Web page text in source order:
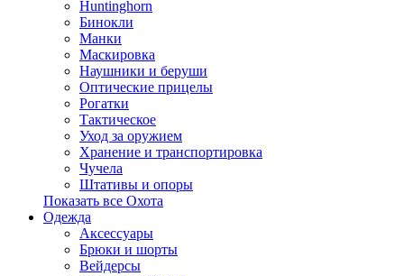
Huntinghorn
Бинокли
Манки
Маскировка
Наушники и беруши
Оптические прицелы
Рогатки
Тактическое
Уход за оружием
Хранение и транспортировка
Чучела
Штативы и опоры
Показать все Охота
Одежда
Аксессуары
Брюки и шорты
Вейдерсы